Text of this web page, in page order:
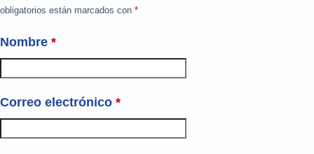
obligatorios están marcados con *
Nombre *
Correo electrónico *